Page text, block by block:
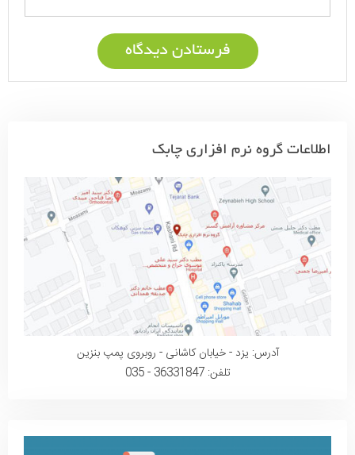
اطلاعات گروه نرم افزاری چابک
آدرس: یزد - خیابان کاشانی - روبروی پمپ بنزین
تلفن: 36331847 - 035